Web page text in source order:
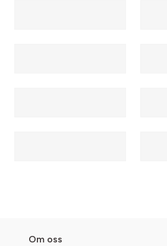
Om oss